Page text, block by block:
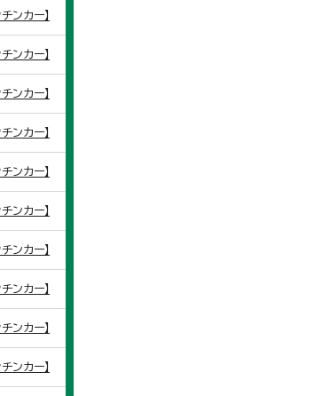
ンカー】
ンカー】
ンカー】
ンカー】
ンカー】
ンカー】
ンカー】
ンカー】
ンカー】
ンカー】